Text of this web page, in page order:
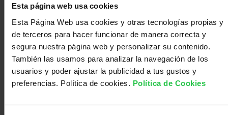
Esta página web usa cookies
Esta Página Web usa cookies y otras tecnologías propias y
de terceros para hacer funcionar de manera correcta y
segura nuestra página web y personalizar su contenido.
También las usamos para analizar la navegación de los
usuarios y poder ajustar la publicidad a tus gustos y
preferencias. Política de cookies. Política de Cookies
salud y jornadas formativas en la empresa,
enfocado tanto a las personas empleadas como
al empresariado, para llegar a más, mejorando el
día a día de todas las personas diagnósticas de
cáncer, con independencia del lugar de
residencia”,manifestaba el presidente
Fernando Jou.Impulsar esta equidad frente al
Española Contra el Cáncer. Por su parte, la